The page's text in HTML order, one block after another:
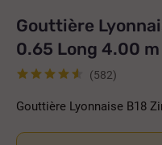
Gouttière
0.65 Long 4.00 m
(582)
Gouttière Lyonnaise B18